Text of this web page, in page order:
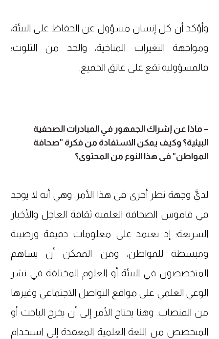
وأؤكد أن كل إنسان مسؤول عن الحفاظ على البيئة،
ومواجهة التغيرات المناخية، والحد من التلوث؛
فالمسؤولية تقع على عاتق الجميع.
– ماذا عن إشراك الجمهور في المبادرات الصحفية
البيئية؟ وكيف يمكن الاستفادة من فكرة "صحافة
المواطن" في هذا النوع من المحتوى؟
لديَّ وجهة نظر أخرى في هذا الأمر، وهي أنه لا يوجد
في قاموس الصحافة العلمية ثقافة العاجل والأخبار
السريعة؛ إذ تعتمد على معلومات دقيقة ورصينة
ومبسطة للمواطن، ومن الممكن أن يساهم
المتخصصون في البيئة أو العلوم المختلفة في نشر
الوعي العلمي على مواقع التواصل الاجتماعي وغيرها
من المنصات. وهنا يحتاج الأمر إلى أن يخرج الباحث أو
المتخصص من اللغة العلمية المعقدة إلى استخدام